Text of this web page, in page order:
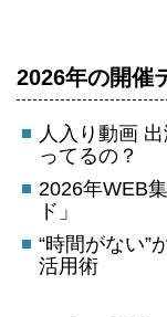
2026年の開催
人入り動画
ってるの？
2026年WEB
ド」
“時間がない”
活用術